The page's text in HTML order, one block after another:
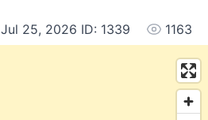
Jul 25, 2026 ID: 1339 1163